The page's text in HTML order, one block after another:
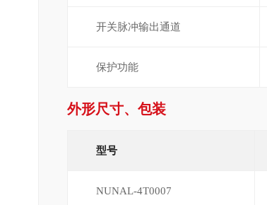
开关脉冲输出通道
保护功能
外形尺寸、包装
型号
NUNAL-4T0007